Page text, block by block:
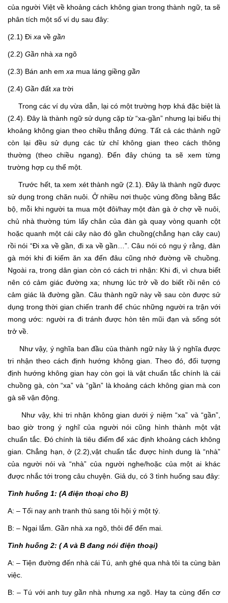
của người Việt về khoảng cách không gian trong thành ngữ, ta sẽ
phân tích một số ví dụ sau đây:
(2.1) Đi xa về gần
(2.2) Gần nhà xa ngõ
(2.3) Bán anh em xa mua láng giềng gần
(2.4) Gần đất xa trời
Trong các ví dụ vừa dẫn, lại có một trường hợp khá đặc biệt là
(2.4). Đây là thành ngữ sử dụng cặp từ “xa-gần” nhưng lại biểu thị
khoảng không gian theo chiều thẳng đứng. Tất cả các thành ngữ
còn lại đều sử dụng các từ chỉ không gian theo cách thông
thường (theo chiều ngang). Đến đây chúng ta sẽ xem từng
trường hợp cụ thể một.
Trước hết, ta xem xét thành ngữ (2.1). Đây là thành ngữ được
sử dụng trong chăn nuôi. Ở nhiều nơi thuộc vùng đồng bằng Bắc
bộ, mỗi khi người ta mua một đôi/hay một đàn gà ở chợ về nuôi,
chủ nhà thường túm lấy chân của đàn gà quay vòng quanh cột
hoặc quanh một cái cây nào đó gần chuồng(chẳng hạn cây cau)
rồi nói “Đi xa về gần, đi xa về gần…”. Câu nói có ngụ ý rằng, đàn
gà mới khi đi kiếm ăn xa đến đâu cũng nhớ đường về chuồng.
Ngoài ra, trong dân gian còn có cách tri nhận: Khi đi, vì chưa biết
nên có cảm giác đường xa; nhưng lúc trở về do biết rồi nên có
cảm giác là đường gần. Câu thành ngữ này về sau còn được sử
dụng trong thời gian chiến tranh để chúc những người ra trận với
mong ước: người ra đi tránh được hòn tên mũi đạn và sống sót
trở về.
Như vậy, ý nghĩa ban đầu của thành ngữ này là ý nghĩa được
tri nhận theo cách định hướng không gian. Theo đó, đối tượng
định hướng không gian hay còn gọi là vật chuẩn tắc chính là cái
chuồng gà, còn “xa” và “gần” là khoảng cách không gian mà con
gà sẽ vận động.
Như vậy, khi tri nhận không gian dưới ý niệm “xa” và “gần”,
bao giờ trong ý nghĩ của người nói cũng hình thành một vật
chuẩn tắc. Đó chính là tiêu điểm để xác định khoảng cách không
gian. Chẳng hạn, ở (2.2),vật chuẩn tắc được hình dung là “nhà”
của người nói và “nhà” của người nghe/hoặc của một ai khác
được nhắc tới trong câu chuyện. Giả dụ, có 3 tình huống sau đây:
Tình huống 1: (A điện thoại cho B)
A: – Tối nay anh tranh thủ sang tôi hội ý một tý.
B: – Ngại lắm. Gần nhà xa ngõ, thôi để đến mai.
Tình huống 2: ( A và B đang nói điện thoại)
A: – Tiện đường đến nhà cái Tú, anh ghé qua nhà tôi ta cùng bàn
việc.
B: – Tú với anh tuygần nhà nhưng xa ngõ. Hay ta cùng đến cơ